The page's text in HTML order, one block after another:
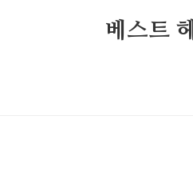
베스트